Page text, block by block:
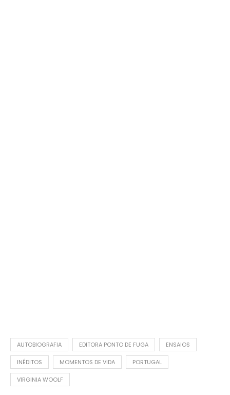
AUTOBIOGRAFIA EDITORA PONTO DE FUGA ENSAIOS
INÉDITOS MOMENTOS DE VIDA PORTUGAL
VIRGINIA WOOLF